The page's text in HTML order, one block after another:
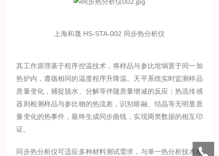
上海和晟 HS-STA-002 同步热分析仪
其工作原理基于程序控温技术，将样品与参比坩埚置于同一加
热炉内，遵循相同的温度程序升降温。天平系统实时监测样品
质量变化，捕捉脱水、分解等伴随质量增减的反应；热流传感
器则检测样品与参比物的热流差，识别熔融、结晶等无明显质
量变化的热事件，最终生成同步曲线，实现两类数据的相互印
证。
同步热分析仪可适应多种材料测试需求，与单一热分析技术相